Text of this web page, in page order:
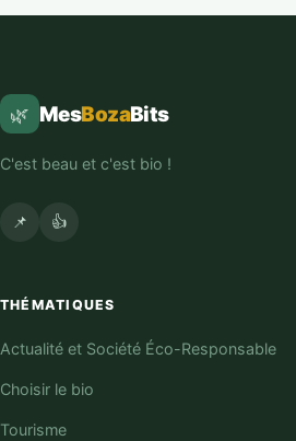
🌿 MesBozaBits
C'est beau et c'est bio !
📌 👍
THÉMATIQUES
Actualité et Société Éco-Responsable
Choisir le bio
Tourisme